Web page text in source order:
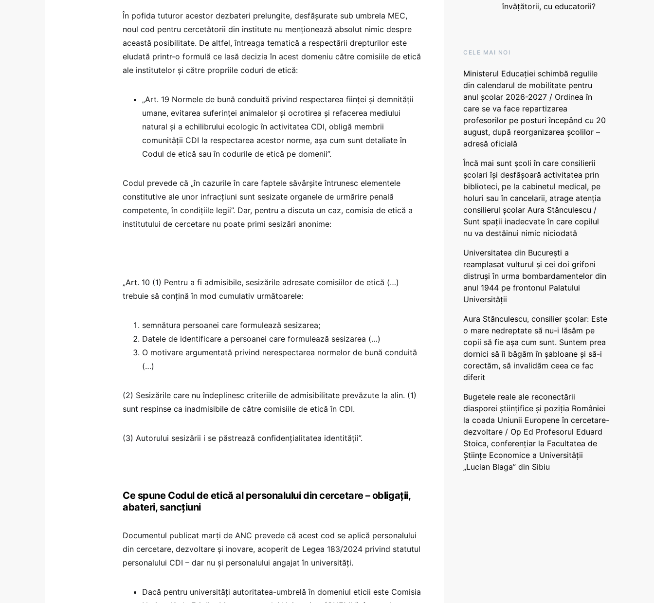
În pofida tuturor acestor dezbateri prelungite, desfășurate sub umbrela MEC,
noul cod pentru cercetătorii din institute nu menționează absolut nimic despre
această posibilitate. De altfel, întreaga tematică a respectării drepturilor este
eludată printr-o formulă ce lasă decizia în acest domeniu către comisiile de etică
ale institutelor și către propriile coduri de etică:
„Art. 19 Normele de bună conduită privind respectarea ființei și demnității
umane, evitarea suferinței animalelor și ocrotirea și refacerea mediului
natural și a echilibrului ecologic în activitatea CDI, obligă membrii
comunității CDI la respectarea acestor norme, așa cum sunt detaliate în
Codul de etică sau în codurile de etică pe domenii”.
Codul prevede că „în cazurile în care faptele săvârșite întrunesc elementele
constitutive ale unor infracțiuni sunt sesizate organele de urmărire penală
competente, în condițiile legii”. Dar, pentru a discuta un caz, comisia de etică a
institutului de cercetare nu poate primi sesizări anonime:
„Art. 10 (1) Pentru a fi admisibile, sesizările adresate comisiilor de etică (…)
trebuie să conțină în mod cumulativ următoarele:
semnătura persoanei care formulează sesizarea;
Datele de identificare a persoanei care formulează sesizarea (…)
O motivare argumentată privind nerespectarea normelor de bună conduită
(…)
(2) Sesizările care nu îndeplinesc criteriile de admisibilitate prevăzute la alin. (1)
sunt respinse ca inadmisibile de către comisiile de etică în CDI.
(3) Autorului sesizării i se păstrează confidențialitatea identității”.
Ce spune Codul de etică al personalului din cercetare – obligații,
abateri, sancțiuni
Documentul publicat marți de ANC prevede că acest cod se aplică personalului
din cercetare, dezvoltare și inovare, acoperit de Legea 183/2024 privind statutul
personalului CDI – dar nu și personalului angajat în universități.
Dacă pentru universități autoritatea-umbrelă în domeniul eticii este Comisia
învățătorii, cu educatorii?
CELE MAI NOI
Ministerul Educației schimbă regulile
din calendarul de mobilitate pentru
anul școlar 2026-2027 / Ordinea în
care se va face repartizarea
profesorilor pe posturi începând cu 20
august, după reorganizarea școlilor –
adresă oficială
Încă mai sunt școli în care consilierii
școlari își desfășoară activitatea prin
biblioteci, pe la cabinetul medical, pe
holuri sau în cancelarii, atrage atenția
consilierul școlar Aura Stănculescu /
Sunt spații inadecvate în care copilul
nu va destăinui nimic niciodată
Universitatea din București a
reamplasat vulturul și cei doi grifoni
distruși în urma bombardamentelor din
anul 1944 pe frontonul Palatului
Universității
Aura Stănculescu, consilier școlar: Este
o mare nedreptate să nu-i lăsăm pe
copii să fie așa cum sunt. Suntem prea
dornici să îi băgăm în șabloane și să-i
corectăm, să invalidăm ceea ce fac
diferit
Bugetele reale ale reconectării
diasporei științifice și poziția României
la coada Uniunii Europene în cercetare-
dezvoltare / Op Ed Profesorul Eduard
Stoica, conferențiar la Facultatea de
Științe Economice a Universității
„Lucian Blaga” din Sibiu